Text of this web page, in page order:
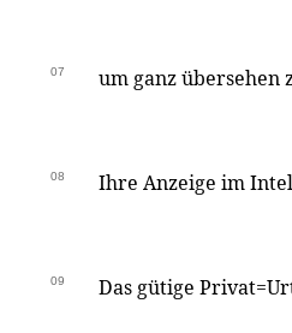
07 um ganz übersehen
08 Ihre Anzeige im
09 Das gütige